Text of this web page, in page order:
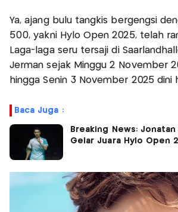
Ya, ajang bulu tangkis bergengsi
500, yakni Hylo Open 2025, telah
Laga-laga seru tersaji di
Jerman sejak Minggu 2 November
hingga Senin 3 November 2025 dini
Baca Juga :
Breaking News:
Gelar Juara Hylo Open